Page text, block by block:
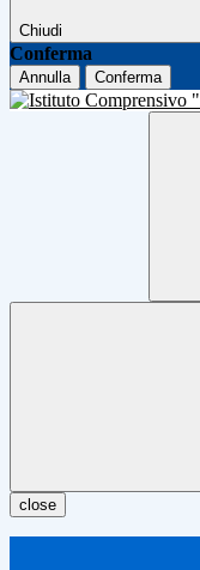
Chiudi
Conferma
Annulla Conferma
close